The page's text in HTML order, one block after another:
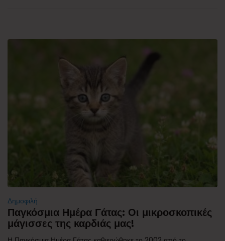
Δημοφιλή
Παγκόσμια Ημέρα Γάτας: Οι μικροσκοπικές
μάγισσες της καρδιάς μας!